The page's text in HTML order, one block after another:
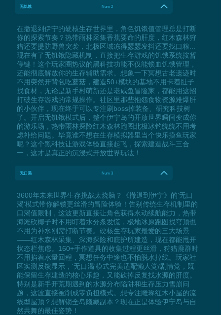
无饥饿 Num 2
在撤退到伊宁的硬核生存世界里，角色饥饿值管理总是打断
你的探索节奏？热带雨林采集香蕉要命的肝度，红木森林狩
猎还要提防野兽突袭，北极区域冻得瑟瑟发抖还要找口粮...
现在有了无饥饿隐藏机制，直接把生存游戏的饥饿系统按暂
停键！这个玩家圈热议的黑科技功能不仅能锁血饥饿管理，
还能彻底解放你的生存辅助需求。想象一下冥想古老遗迹时
不用突然开背包吃蘑菇，建造50+模块的基地不用卡着肚子
找食材，无论是新手村萌新还是老咸鱼冒险家，都能用这招
打破生存游戏的常规操作。社区里那些抱怨食物资源难爆肝
的小伙伴，现在终于可以专注刷boss掉装备、研究科技树
了。开启无饥饿模式后，整个伊宁岛的开放世界瞬间变成你
的游乐场，热带雨林探险红木森林跑图北极冰钓统统不用考
虑补给问题。毕竟谁不想在生存模拟器里当个快乐摸鱼玩家
呢？这个黑科技让游戏体验直接起飞，探索建造战斗三合
一，这才是真正的沉浸式开放世界玩法！
无口渴 Num 3
3600年未来世界生存挑战太烧脑？《撤退到伊宁》的'无口
渴'模式带你解锁更丝滑的冒险体验！告别传统生存机制里的
口渴值限制，这波更新直接让角色获得永动续航能力，热带
海滩砍椰子时不用盯着水分条发慌，极地冰原跑图找穹顶也
不用为补水刚需打断节奏。硬核生存玩家最爱的三大场景
——红木森林采集、深海探险和庇护所建造，现在都能甩开
状态栏焦虑。160+手作道具的收集过程更丝滑，狩猎鹿群时
不用掐着水量回程，冥想任务中途也不怕脱水掉线。玩家社
区实测反馈显示，'无口渴'模式完美适配懒人党/剧情党，既
能保留生存建造的核心乐趣，又能砍掉反复找水源的肝度。
特别是新手开荒期遇到的水源分布陷阱和生存压力雪崩问
题，这波直接被削成零负担模式。想专注雕琢红木小屋的流
线型屋顶？想解锁全岛隐藏副本？现在正是体验伊宁岛与自
然共舞的最佳姿势！